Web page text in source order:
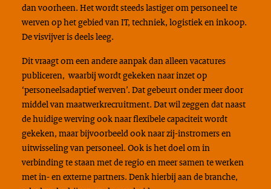
dan voorheen. Het wordt steeds lastiger om personeel te
werven op het gebied van IT, techniek, logistiek en inkoop.
De visvijver is deels leeg.
Dit vraagt om een andere aanpak dan alleen vacatures
publiceren, waarbij wordt gekeken naar inzet op
‘personeelsadaptief werven’. Dat gebeurt onder meer door
middel van maatwerkrecruitment. Dat wil zeggen dat naast
de huidige werving ook naar flexibele capaciteit wordt
gekeken, maar bijvoorbeeld ook naar zij-instromers en
uitwisseling van personeel. Ook is het doel om in
verbinding te staan met de regio en meer samen te werken
met in- en externe partners. Denk hierbij aan de branche,